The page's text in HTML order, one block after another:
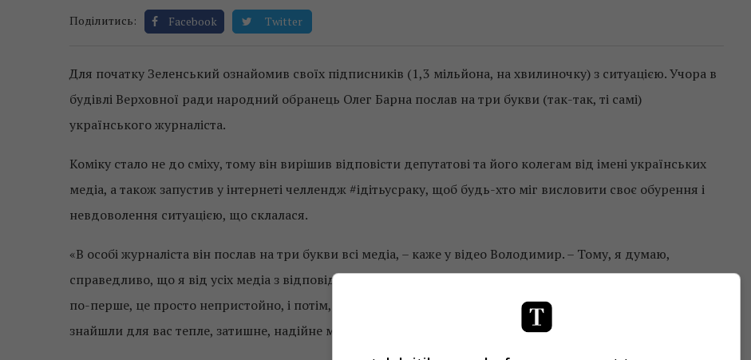
Поділитись: Facebook Twitter
Для початку Зеленський ознайомив своїх підписників (1,3 мільйона, на хвилиночку) з ситуацією. Учора в
будівлі Верховної ради народний обранець Олег Барна послав на три букви (так-так, ті самі)
українського журналіста.
Коміку стало не до сміху, тому він вирішив відповісти депутатові та його колегам від імені українських
медіа, а також запустив у інтернеті челлендж #ідітьусраку, щоб будь-хто міг висловити своє обурення і
невдоволення ситуацією, що склалася.
«В особі журналіста він послав на три букви всі медіа, – каже у відео Володимир. – Тому, я думаю,
справедливо, що я від усіх медіа з відповідним посланням: ну, на три букви я не можу послати людину,
по-перше, це просто непристойно, і потім, я думаю, що ви [депутати], всі там не поміститеся. А ось ми
знайшли для вас тепле, затишне, надійне місце, тому – ідіть у сраку».